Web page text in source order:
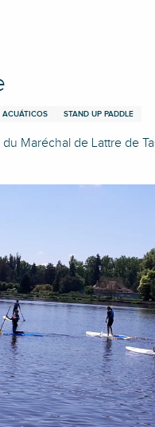
ACUÁTICOS STAND UP PADDLE
Maréchal de Lattre de